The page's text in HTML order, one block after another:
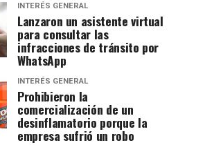
INTERÉS GENERAL
Lanzaron un asistente virtual
para consultar las
infracciones de tránsito por
WhatsApp
INTERÉS GENERAL
Prohibieron la
comercialización de un
desinflamatorio porque la
empresa sufrió un robo